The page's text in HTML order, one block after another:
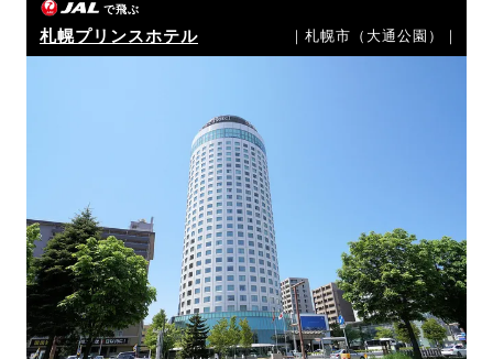
で飛ぶ
札幌プリンスホテル ｜札幌市（大通公園）｜